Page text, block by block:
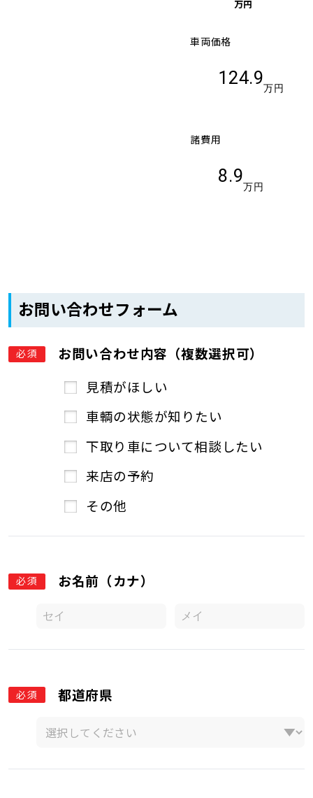
採用情報
0120-733-500
万円
車両価格
124.9
万円
諸費用
8.9
万円
お問い合わせフォーム
必須
お問い合わせ内容（複数選択可）
見積がほしい
車輌の状態が知りたい
下取り車について相談したい
来店の予約
その他
必須 お名前（カナ）
必須 都道府県